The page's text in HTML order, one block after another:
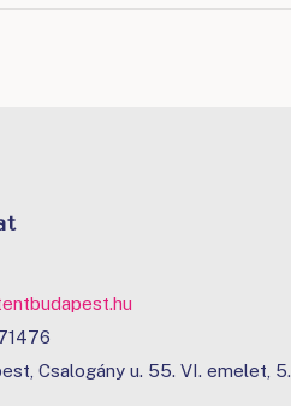
Csalogány u. 55. VI. emelet, 5.